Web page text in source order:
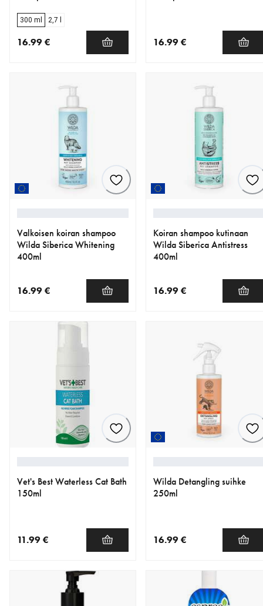
300 ml 2,7 l
16.99 € 16.99 €
Valkoisen koiran shampoo
Wilda Siberica Whitening
400ml
16.99 €
Koiran shampoo kutinaan
Wilda Siberica Antistress
400ml
16.99 €
Vet's Best Waterless Cat Bath
150ml
11.99 €
Wilda Detangling suihke
250ml
16.99 €